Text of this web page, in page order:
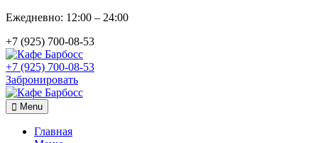
Ежедневно: 12:00 – 24:00
+7 (925) 700-08-53
+7 (925) 700-08-53
Забронировать
Menu
Главная